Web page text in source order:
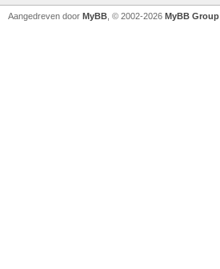
Aangedreven door MyBB , © 2002-2026 MyBB Group